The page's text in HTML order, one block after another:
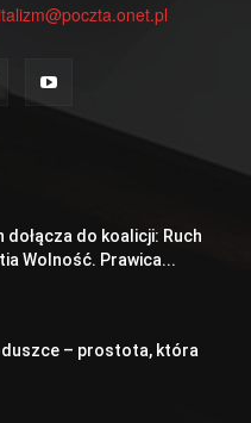
dołącza do koalicji: Ruch
Wolność. Prawica...
– prostota, która